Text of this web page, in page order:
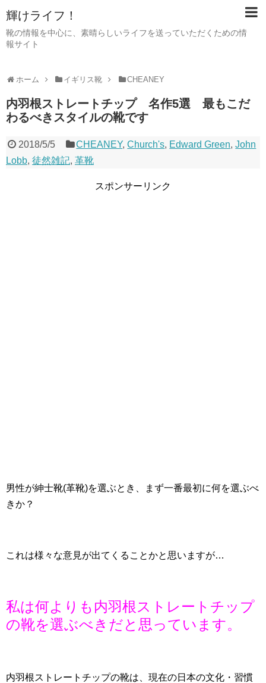
輝けライフ！
靴の情報を中心に、素晴らしいライフを送っていただくための情
報サイト
ホーム イギリス靴 CHEANEY
内羽根ストレートチップ 名作5選 最もこだ
わるべきスタイルの靴です
2018/5/5 CHEANEY,Church's, Edward Green,John
Lobb, 徒然雑記, 革靴
スポンサーリンク
男性が紳士靴(革靴)を選ぶとき、まず一番最初に何を選ぶべ
きか？
これは様々な意見が出てくることかと思いますが…
私は何よりも内羽根ストレートチップ
の靴を選ぶべきだと思っています。
内羽根ストレートチップの靴は、現在の日本の文化・習慣